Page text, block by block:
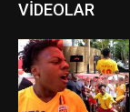
VİDEOLAR